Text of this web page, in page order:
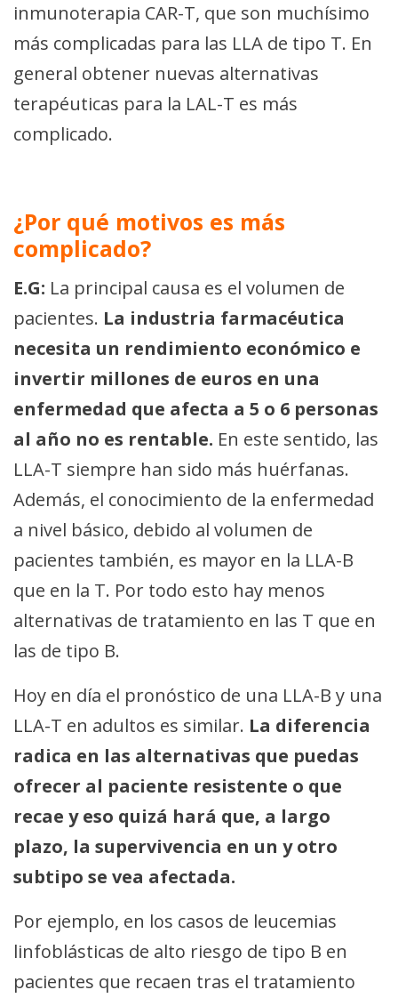
inmunoterapia CAR-T, que son muchísimo
más complicadas para las LLA de tipo T. En
general obtener nuevas alternativas
terapéuticas para la LAL-T es más
complicado.
¿Por qué motivos es más
complicado?
E.G: La principal causa es el volumen de
pacientes. La industria farmacéutica
necesita un rendimiento económico e
invertir millones de euros en una
enfermedad que afecta a 5 o 6 personas
al año no es rentable. En este sentido, las
LLA-T siempre han sido más huérfanas.
Además, el conocimiento de la enfermedad
a nivel básico, debido al volumen de
pacientes también, es mayor en la LLA-B
que en la T. Por todo esto hay menos
alternativas de tratamiento en las T que en
las de tipo B.
Hoy en día el pronóstico de una LLA-B y una
LLA-T en adultos es similar. La diferencia
radica en las alternativas que puedas
ofrecer al paciente resistente o que
recae y eso quizá hará que, a largo
plazo, la supervivencia en un y otro
subtipo se vea afectada.
Por ejemplo, en los casos de leucemias
linfoblásticas de alto riesgo de tipo B en
pacientes que recaen tras el tratamiento